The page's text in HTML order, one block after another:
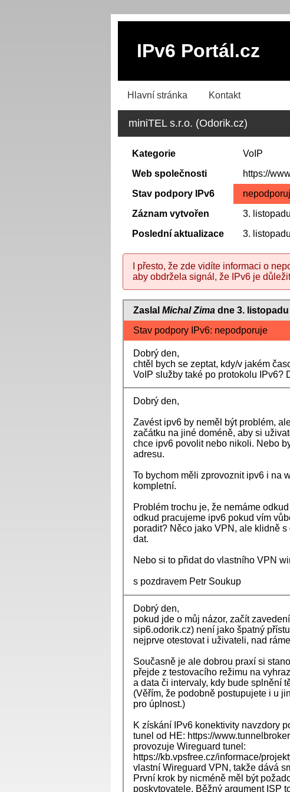
IPv6 Portál.cz
Hlavní stránka Kontakt
miniTEL s.r.o. (Odorik.cz)
Kategorie
VoIP
Web společnosti
https://
Stav podpory IPv6
Záznam vytvořen
3.
Poslední aktualizace
3.
I přesto, že zde vidíte informaci o
aby obdržela signál, že IPv6 je
Zaslal Michal Zima dne 3. listopadu
Stav podpory IPv6: nepodporuje
Dobrý den,
chtěl bych se zeptat, kdy/v jakém
VoIP služby také po protokolu IPv6?
Dobrý den,
Zavést ipv6 by neměl být problém,
začátku na jiné doméně, aby si
chce ipv6 povolit nebo nikoli. Nebo
adresu.
To bychom měli zprovoznit ipv6 i na
kompletní.
Problém trochu je, že nemáme
odkud pracujeme ipv6 pokud vím
poradit? Něco jako VPN, ale klidně
dat.
Nebo si to přidat do vlastního VPN
s pozdravem Petr Soukup
Dobrý den,
pokud jde o můj názor, začít
sip6.odorik.cz) není jako špatný
nejprve otestovat i uživateli, nad
Současně je ale dobrou praxí si
přejde z testovacího režimu na
a data či intervaly, kdy bude splnění
(Věřím, že podobně postupujete i u
pro úplnost.)
K získání IPv6 konektivity navzdory
tunel od HE: https://
provozuje Wireguard tunel:
https://kb.vpsfree.cz/informace/
vlastní Wireguard VPN, takže dává
První krok by nicméně měl být
poskytovatele. Běžný argument ISP